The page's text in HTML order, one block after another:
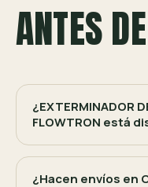
ANTES
¿EXTERMINADOR
FLOWTRON está
¿Hacen envíos en